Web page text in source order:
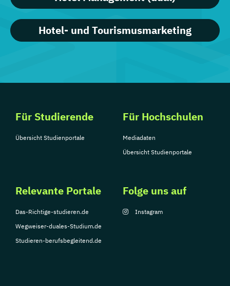
Hotel- und Tourismusmarketing
Für Studierende
Übersicht Studienportale
Für Hochschulen
Mediadaten
Übersicht Studienportale
Relevante Portale
Das-Richtige-studieren.de
Wegweiser-duales-Studium.de
Studieren-berufsbegleitend.de
Folge uns auf
Instagram